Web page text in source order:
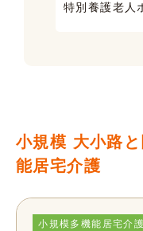
特別養護老人
小規模 大小路
能居宅介護
小規模多機能居宅介護